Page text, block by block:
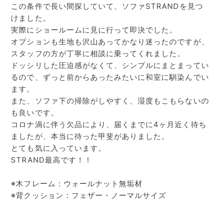
この条件で長い間探していて、ソファSTRANDを見つ
けました。
実際にショールームに見に行って即決でした。
オプションも生地も沢山あってかなり迷ったのですが、
スタッフの方が丁寧に相談に乗ってくれました。
ドッシリした圧迫感がなくて、シンプルにまとまってい
るので、ずっと前からあったみたいに和室に馴染んでい
ます。
また、ソファ下の掃除がしやすく、湿度もこもらないの
も良いです。
コロナ渦に伴う欠品により、届くまでに4ヶ月近く待ち
ましたが、本当に待った甲斐がありました。
とても気に入っています。
STRAND最高です！！
※木フレーム：ウォールナット無垢材
※背クッション：フェザー・ノーマルサイズ